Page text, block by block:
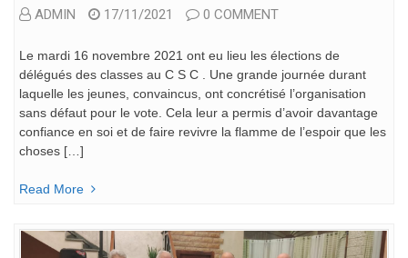
ADMIN 17/11/2021 0 COMMENT
Le mardi 16 novembre 2021 ont eu lieu les élections de
délégués des classes au C S C . Une grande journée durant
laquelle les jeunes, convaincus, ont concrétisé l’organisation
sans défaut pour le vote. Cela leur a permis d’avoir davantage
confiance en soi et de faire revivre la flamme de l’espoir que les
choses […]
Read More